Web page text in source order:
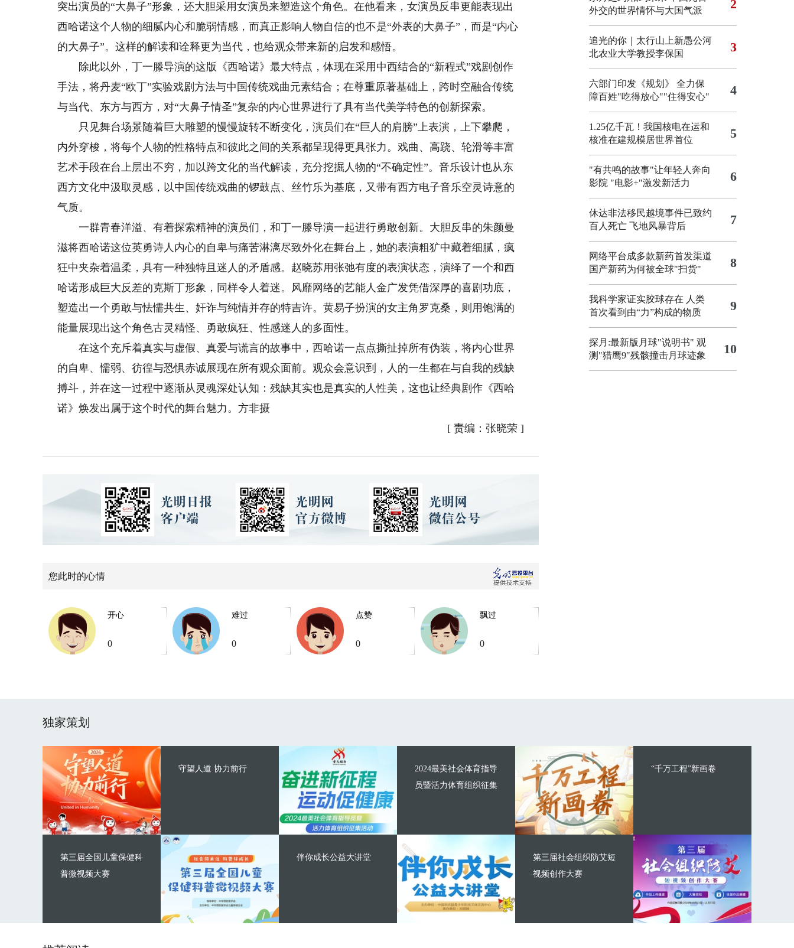
突出演员的“大鼻子”形象，还大胆采用女演员来塑造这个角色。在他看来，女演员反串更能表现出
西哈诺这个人物的细腻内心和脆弱情感，而真正影响人物自信的也不是“外表的大鼻子”，而是“内心
的大鼻子”。这样的解读和诠释更为当代，也给观众带来新的启发和感悟。
除此以外，丁一滕导演的这版《西哈诺》最大特点，体现在采用中西结合的“新程式”戏剧创作
手法，将丹麦“欧丁”实验戏剧方法与中国传统戏曲元素结合；在尊重原著基础上，跨时空融合传统
与当代、东方与西方，对“大鼻子情圣”复杂的内心世界进行了具有当代美学特色的创新探索。
只见舞台场景随着巨大雕塑的慢慢旋转不断变化，演员们在“巨人的肩膀”上表演，上下攀爬，
内外穿梭，将每个人物的性格特点和彼此之间的关系都呈现得更具张力。戏曲、高跷、轮滑等丰富
艺术手段在台上层出不穷，加以跨文化的当代解读，充分挖掘人物的“不确定性”。音乐设计也从东
西方文化中汲取灵感，以中国传统戏曲的锣鼓点、丝竹乐为基底，又带有西方电子音乐空灵诗意的
气质。
一群青春洋溢、有着探索精神的演员们，和丁一滕导演一起进行勇敢创新。大胆反串的朱颜曼
滋将西哈诺这位英勇诗人内心的自卑与痛苦淋漓尽致外化在舞台上，她的表演粗犷中藏着细腻，疯
狂中夹杂着温柔，具有一种独特且迷人的矛盾感。赵晓苏用张弛有度的表演状态，演绎了一个和西
哈诺形成巨大反差的克斯丁形象，同样令人着迷。风靡网络的艺能人金广发凭借深厚的喜剧功底，
塑造出一个勇敢与怯懦共生、奸诈与纯情并存的特吉许。黄易子扮演的女主角罗克桑，则用饱满的
能量展现出这个角色古灵精怪、勇敢疯狂、性感迷人的多面性。
在这个充斥着真实与虚假、真爱与谎言的故事中，西哈诺一点点撕扯掉所有伪装，将内心世界
的自卑、懦弱、彷徨与恐惧赤诚展现在所有观众面前。观众会意识到，人的一生都在与自我的残缺
搏斗，并在这一过程中逐渐从灵魂深处认知：残缺其实也是真实的人性美，这也让经典剧作《西哈
诺》焕发出属于这个时代的舞台魅力。方非摄
[ 责编：张晓荣]
您此时的心情
开心
0
难过
0
点赞
0
飘过
0
外交的世界情怀与大国气派
2
追光的你｜太行山上新愚公河
北农业大学教授李保国
3
六部门印发《规划》 全力保
障百姓"吃得放心""住得安心"
4
1.25亿千瓦！我国核电在运和
核准在建规模居世界首位
5
"有共鸣的故事"让年轻人奔向
影院 "电影+"激发新活力 6
休达非法移民越境事件已致约
百人死亡 飞地风暴背后 7
网络平台成多款新药首发渠道
国产新药为何被全球"扫货"
8
我科学家证实胶球存在 人类
首次看到由“力”构成的物质
9
探月:最新版月球"说明书" 观
测"猎鹰9"残骸撞击月球迹象
10
独家策划
守望人道 协力前行
第三届全国儿童保健科
普微视频大赛
2024最美社会体育指导
员暨活力体育组织征集
伴你成长公益大讲堂
“千万工程”新画卷
第三届社会组织防艾短
视频创作大赛